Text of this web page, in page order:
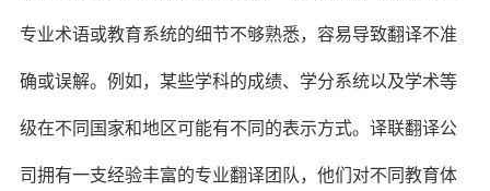
专业术语或教育系统的细节不够熟悉，容易导致翻译不准
确或误解。例如，某些学科的成绩、学分系统以及学术等
级在不同国家和地区可能有不同的表示方式。译联翻译公
司拥有一支经验丰富的专业翻译团队，他们对不同教育体